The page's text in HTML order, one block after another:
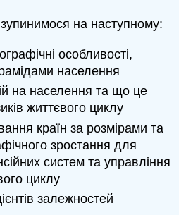
на наступному:
особливості,
населення
на населення та що це
життєвого циклу
країн за розмірами та
зростання для
систем та управління
циклу
залежностей